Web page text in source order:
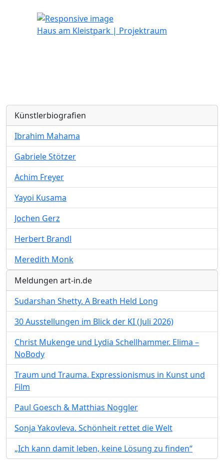
Haus am Kleistpark | Projektraum
Künstlerbiografien
Ibrahim Mahama
Gabriele Stötzer
Achim Freyer
Yayoi Kusama
Jochen Gerz
Herbert Brandl
Meredith Monk
Meldungen art-in.de
Sudarshan Shetty. A Breath Held Long
30 Ausstellungen im Blick der KI (Juli 2026)
Christ Mukenge und Lydia Schellhammer. Elima –
NoBody
Traum und Trauma. Expressionismus in Kunst und
Film
Paul Goesch & Matthias Noggler
Sonja Yakovleva. Schönheit rettet die Welt
„Ich kann damit leben, keine Lösung zu finden“